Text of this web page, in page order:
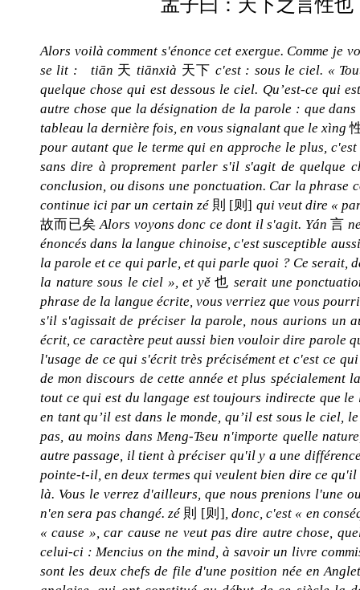
孟子曰：天下之言性
Alors voilà comment s'énonce cet exergue. Comme je
se lit : tiān 天tiānxià 天下 c'est : sous le ciel. «
quelque chose qui est dessous le ciel. Qu’est-ce qui
autre chose que la désignation de la parole : que
tableau la dernière fois, en vous signalant que le xìng
pour autant que le terme qui en approche le plus,
sans dire à proprement parler s'il s'agit de quelque
conclusion, ou disons une ponctuation. Car la phrase
continue ici par un certain zé 則 [则] qui veut dire «
故而已矣Alors voyons donc ce dont il s'agit. Yán言
énoncés dans la langue chinoise, c'est susceptible
la parole et ce qui parle, et qui parle quoi ? Ce serait,
la nature sous le ciel », et yě也 serait une
phrase de la langue écrite, vous verriez que vous
s'il s'agissait de préciser la parole, nous aurions un
écrit, ce caractère peut aussi bien vouloir dire parole
l'usage de ce qui s'écrit très précisément et c'est ce
de mon discours de cette année et plus spécialement
tout ce qui est du langage est toujours indirecte que
en tant qu’il est dans le monde, qu’il est sous le ciel,
pas, au moins dans Meng-Tseu n'importe quelle
autre passage, il tient à préciser qu'il y a une
pointe-t-il, en deux termes qui veulent bien dire ce
là. Vous le verrez d'ailleurs, que nous prenions l'une
n'en sera pas changé. zé 則 [则], donc, c'est « en
« cause », car cause ne veut pas dire autre chose,
celui-ci : Mencius on the mind, à savoir un livre
sont les deux chefs de file d'une position née en